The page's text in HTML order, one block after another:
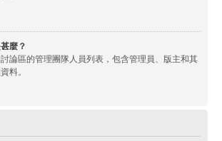
麼？
論區的管理團隊人員列表，包含管理員、版主和其
料。